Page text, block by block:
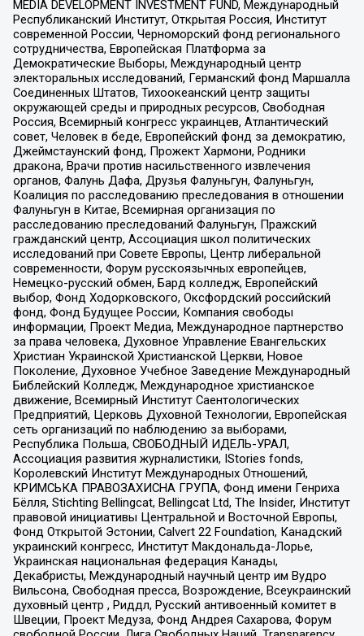
MEDIA DEVELOPMENT INVESTMENT FUND, Международный
Республиканский Институт, Открытая Россия, Институт
современной России, Черноморский фонд регионального
сотрудничества, Европейская Платформа за
Демократические Выборы, Международный центр
электоральных исследований, Германский фонд Маршалла
Соединенных Штатов, Тихоокеанский центр защиты
окружающей среды и природных ресурсов, Свободная
Россия, Всемирный конгресс украинцев, Атлантический
совет, Человек в беде, Европейский фонд за демократию,
Джеймстаунский фонд, Прожект Хармони, Родники
дракона, Врачи против насильственного извлечения
органов, Фалунь Дафа, Друзья Фалуньгун, Фалуньгун,
Коалиция по расследованию преследования в отношении
Фалуньгун в Китае, Всемирная организация по
расследованию преследований Фалуньгун, Пражский
гражданский центр, Ассоциация школ политических
исследований при Совете Европы, Центр либеральной
современности, Форум русскоязычных европейцев,
Немецко-русский обмен, Бард колледж, Европейский
выбор, Фонд Ходорковского, Оксфордский российский
фонд, Фонд Будущее России, Компания свободы
информации, Проект Медиа, Международное партнерство
за права человека, Духовное Управление Евангельских
Христиан Украинской Христианской Церкви, Новое
Поколение, Духовное Учебное Заведение Международный
Библейский Колледж, Международное христианское
движение, Всемирный Институт Саентологических
Предприятий, Церковь Духовной Технологии, Европейская
сеть организаций по наблюдению за выборами,
Республика Польша, СВОБОДНЫЙ ИДЕЛЬ-УРАЛ,
Ассоциация развития журналистики, IStories fonds,
Королевский Институт Международных Отношений,
КРИМСЬКА ПРАВОЗАХИСНА ГРУПА, Фонд имени Генриха
Бёлля, Stichting Bellingcat, Bellingcat Ltd, The Insider, Институт
правовой инициативы Центральной и Восточной Европы,
Фонд Открытой Эстонии, Calvert 22 Foundation, Канадский
украинский конгресс, Институт Макдональда-Лорье,
Украинская национальная федерация Канады,
Декабристы, Международный научный центр им Вудро
Вильсона, Свободная пресса, Возрождение, Всеукраинский
духовный центр , Риддл, Русский антивоенный комитет в
Швеции, Проект Медуза, Фонд Андрея Сахарова, Форум